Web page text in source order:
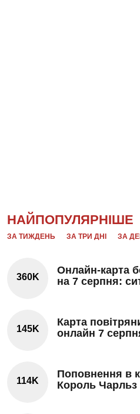
НАЙПОПУЛЯРНІШЕ
ЗА ТИЖДЕНЬ ЗА ТРИ ДНІ ЗА
360K
Онлайн-карта
на 7 серпня:
145K
Карта
онлайн 7
114K
Поповнення в
Король Чарльз